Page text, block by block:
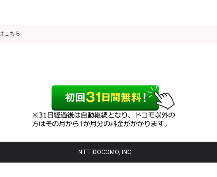
こちら
NTT DOCOMO, INC.